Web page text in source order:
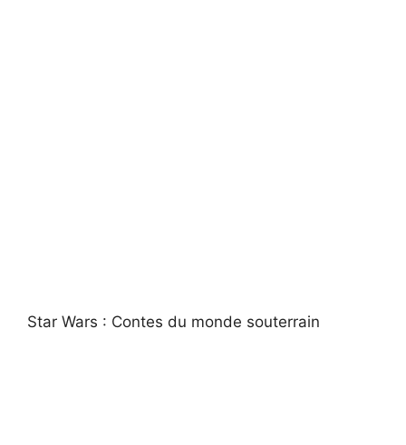
Star Wars : Contes du monde souterrain